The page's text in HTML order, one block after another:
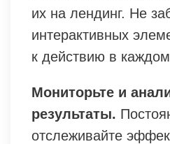
их на лендинг. Не
интерактивных
к действию в
Мониторьте и
результаты.
отслеживайте